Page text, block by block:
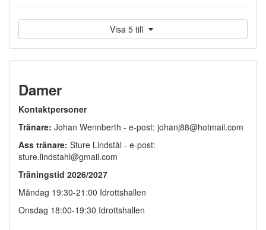
Visa 5 till
Damer
Kontaktpersoner
Tränare: Johan Wennberth - e-post: johanj88@hotmail.com
Ass tränare: Sture Lindstål - e-post:
sture.lindstahl@gmail.com
Träningstid 2026/2027
Måndag 19:30-21:00 Idrottshallen
Onsdag 18:00-19:30 Idrottshallen